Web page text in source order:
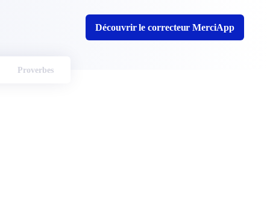
Découvrir le correcteur MerciApp
Proverbes